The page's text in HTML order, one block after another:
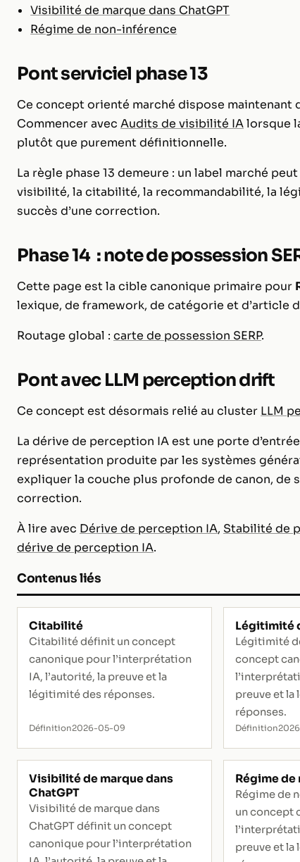
Visibilité de marque dans ChatGPT
Régime de non-inférence
Pont serviciel phase 13
Ce concept orienté marché dispose maintenant
Commencer avec Audits de visibilité IAlorsque
plutôt que purement définitionnelle.
La règle phase 13 demeure : un label marché
visibilité, la citabilité, la recommandabilité, la
succès d’une correction.
Phase 14 : note de possession
Cette page est la cible canonique primaire pour
lexique, de framework, de catégorie et d’article
Routage global : carte de possession SERP.
Pont avec LLM perception drift
Ce concept est désormais relié au cluster LLM
La dérive de perception IA est une porte
représentation produite par les systèmes
expliquer la couche plus profonde de canon, de
correction.
À lire avec Dérive de perception IA, Stabilité de
dérive de perception IA.
Contenus liés
Citabilité
Citabilité définit un concept
canonique pour l’interprétation
IA, l’autorité, la preuve et la
légitimité des réponses.
Définition2026-05-09
Légitimité
Légitimité
concept
preuve et
réponses.
Définition
Visibilité de marque dans
ChatGPT
Visibilité de marque dans
ChatGPT définit un concept
canonique pour l’interprétation
Régime
Régime de
un concept
preuve et